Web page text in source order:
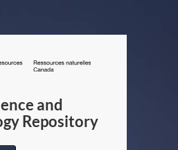
/
Canada
and
Repository